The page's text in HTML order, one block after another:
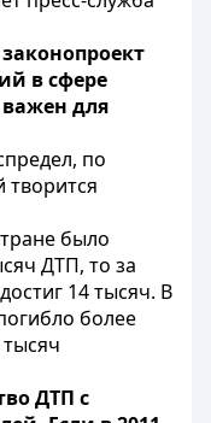
в сфере
для
по
творится
было
ДТП, то за
14 тысяч. В
более
ДТП с